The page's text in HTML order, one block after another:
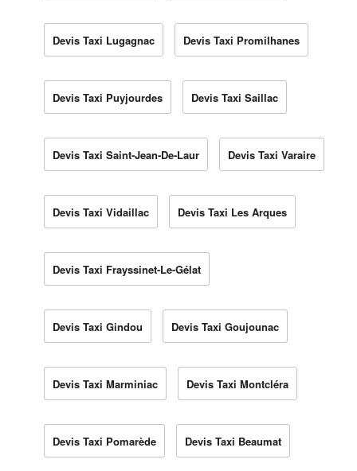
Devis Taxi Lugagnac Devis Taxi Promilhanes
Devis Taxi Puyjourdes Devis Taxi Saillac
Devis Taxi Saint-Jean-De-Laur Devis Taxi Varaire
Devis Taxi Vidaillac Devis Taxi Les Arques
Devis Taxi Frayssinet-Le-Gélat
Devis Taxi Gindou Devis Taxi Goujounac
Devis Taxi Marminiac Devis Taxi Montcléra
Devis Taxi Pomarède Devis Taxi Beaumat